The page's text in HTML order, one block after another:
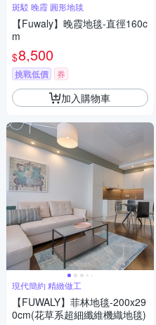
斑駁 晚霞 圓形地毯
【Fuwaly】晚霞地毯-直徑160c
m
$8,500
挑戰低價 券
加入購物車
現代簡約 精緻做工
【FUWALY】菲林地毯-200x29
0cm(花草系超細纖維機織地毯)